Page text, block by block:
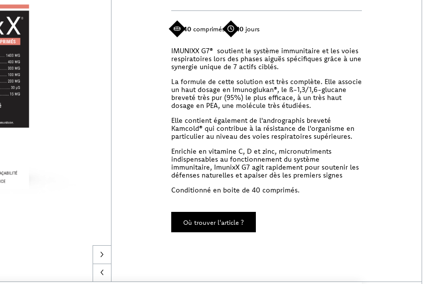
40 comprimés 10 jours
IMUNIXX G7® soutient le système immunitaire et les voies
respiratoires lors des phases aiguës spécifiques grâce à une
synergie unique de 7 actifs ciblés.
La formule de cette solution est très complète. Elle associe
un haut dosage en Imunoglukan®, le ß-1,3/1,6-glucane
breveté très pur (95%) le plus efficace, à un très haut
dosage en PEA, une molécule très étudiées.
Elle contient également de l'andrographis breveté
Kamcold® qui contribue à la résistance de l'organisme en
particulier au niveau des voies respiratoires supérieures.
Enrichie en vitamine C, D et zinc, micronutriments
indispensables au fonctionnement du système
immunitaire, ImunixX G7 agit rapidement pour soutenir les
défenses naturelles et apaiser dès les premiers signes
Conditionné en boite de 40 comprimés.
Où trouver l'article ?